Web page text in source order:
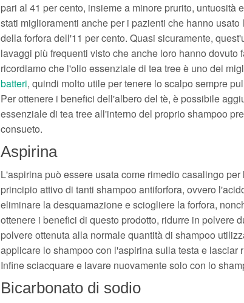
pari al 41 per cento, insieme a minore prurito, untuosità
stati miglioramenti anche per i pazienti che hanno
della forfora dell'11 per cento. Quasi sicuramente,
lavaggi più frequenti visto che anche loro hanno dovuto
ricordiamo che l'olio essenziale di tea tree è uno dei
batteri, quindi molto utile per tenere lo scalpo sempre
Per ottenere i benefici dell'albero del tè, è possibile
essenziale di tea tree all'interno del proprio shampoo
consueto.
Aspirina
L'aspirina può essere usata come rimedio casalingo
principio attivo di tanti shampoo antiforfora, ovvero
eliminare la desquamazione e sciogliere la forfora,
ottenere i benefici di questo prodotto, ridurre in polvere
polvere ottenuta alla normale quantità di shampoo
applicare lo shampoo con l'aspirina sulla testa e lasciar
Infine sciacquare e lavare nuovamente solo con lo
Bicarbonato di sodio